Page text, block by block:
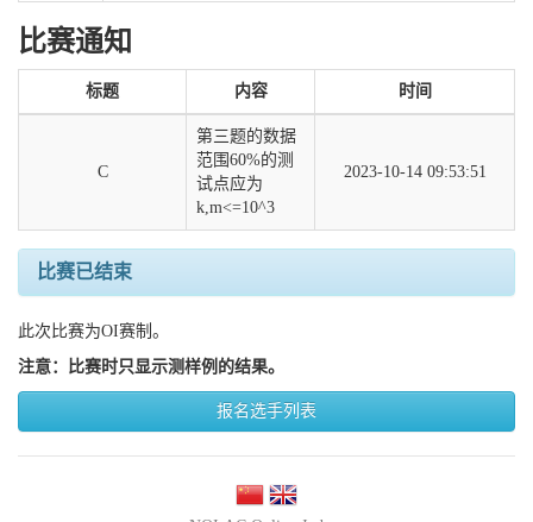
比赛通知
标题 内容 时间
C
第三题的数据
范围60%的测
试点应为
2023-10-14 09:53:51
比赛已结束
此次比赛为OI赛制。
注意：比赛时只显示测样例的结果。
报名选手列表